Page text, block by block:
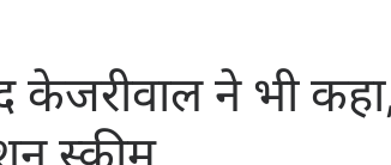
केजरीवाल ने भी